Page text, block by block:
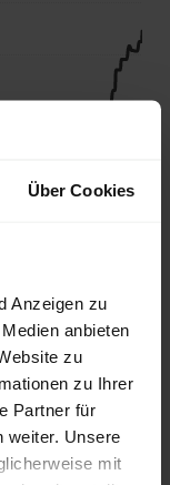
Über Cookies
Anzeigen zu
anbieten
zu
zu Ihrer
Partner für
weiter. Unsere
mit
Mai
in Deutschland
-Seite